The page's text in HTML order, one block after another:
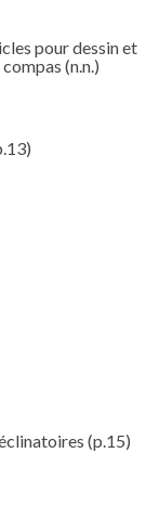
pour dessin et
(n.n.)
(p.15)